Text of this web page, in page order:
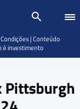
Pittsburgh
| Conteúdo
é investimento